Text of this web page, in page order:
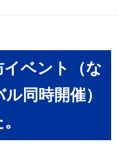
ベント（な
同時開催）